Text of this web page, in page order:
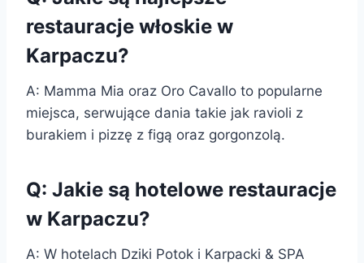
restauracje włoskie w
Karpaczu?
A: Mamma Mia oraz Oro Cavallo to popularne
miejsca, serwujące dania takie jak ravioli z
burakiem i pizzę z figą oraz gorgonzolą.
Q: Jakie są hotelowe restauracje
w Karpaczu?
A: W hotelach Dziki Potok i Karpacki & SPA